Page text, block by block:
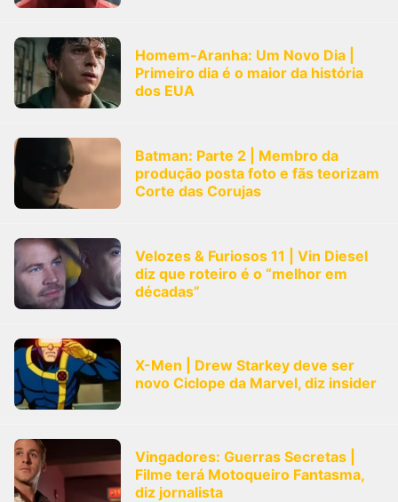
Homem-Aranha: Um Novo Dia |
Primeiro dia é o maior da história
dos EUA
Batman: Parte 2 | Membro da
produção posta foto e fãs teorizam
Corte das Corujas
Velozes & Furiosos 11 | Vin Diesel
diz que roteiro é o “melhor em
décadas”
X-Men | Drew Starkey deve ser
novo Ciclope da Marvel, diz insider
Vingadores: Guerras Secretas |
Filme terá Motoqueiro Fantasma,
diz jornalista